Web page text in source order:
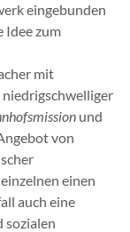
eingebunden
Idee zum
mit
und
von
einen
auch eine
sozialen